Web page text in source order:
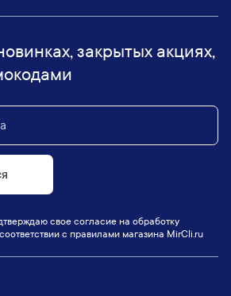
закрытых акциях,
свое согласие на обработку
с правилами магазина MirCli.ru